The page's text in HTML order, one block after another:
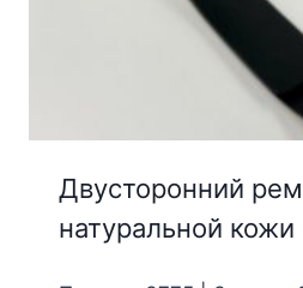
Двусторонний
натуральной кожи